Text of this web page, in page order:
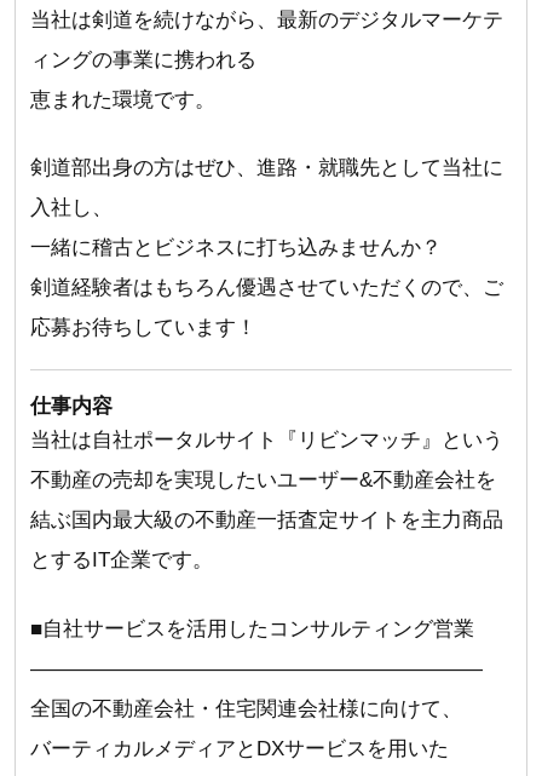
当社は剣道を続けながら、最新のデジタルマーケテ
ィングの事業に携われる
恵まれた環境です。
剣道部出身の方はぜひ、進路・就職先として当社に
入社し、
一緒に稽古とビジネスに打ち込みませんか？
剣道経験者はもちろん優遇させていただくので、ご
応募お待ちしています！
仕事内容
当社は自社ポータルサイト『リビンマッチ』という
不動産の売却を実現したいユーザー&不動産会社を
結ぶ国内最大級の不動産一括査定サイトを主力商品
とするIT企業です。
■自社サービスを活用したコンサルティング営業
――――――――――――――――――――――
全国の不動産会社・住宅関連会社様に向けて、
バーティカルメディアとDXサービスを用いた